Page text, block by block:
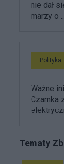
nie dał
marzy o ...
Polityka
Ważne
Czarnka
Tematy